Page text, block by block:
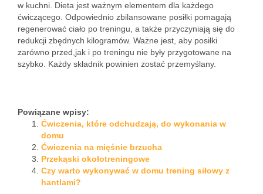
w kuchni. Dieta jest ważnym elementem dla każdego
ćwiczącego. Odpowiednio zbilansowane posiłki pomagają
regenerować ciało po treningu, a także przyczyniają się do
redukcji zbędnych kilogramów. Ważne jest, aby posiłki
zarówno przed,jak i po treningu nie były przygotowane na
szybko. Każdy składnik powinien zostać przemyślany.
Powiązane wpisy:
Ćwiczenia, które odchudzają, do wykonania w
domu
Ćwiczenia na mięśnie brzucha
Przekąski okołotreningowe
Czy warto wykonywać w domu trening siłowy z
hantlami?